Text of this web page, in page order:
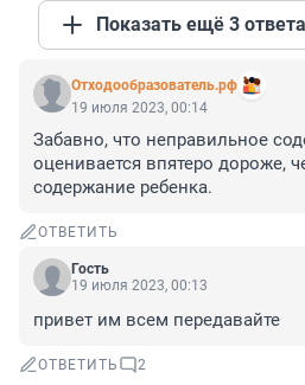
Показать ещё 3 ответа
Отходообразователь.рф
19 июля 2023, 00:14
Забавно, что неправильное
оценивается впятеро дороже,
содержание ребенка.
ОТВЕТИТЬ
Гость
19 июля 2023, 00:13
привет им всем передавайте
ОТВЕТИТЬ 2